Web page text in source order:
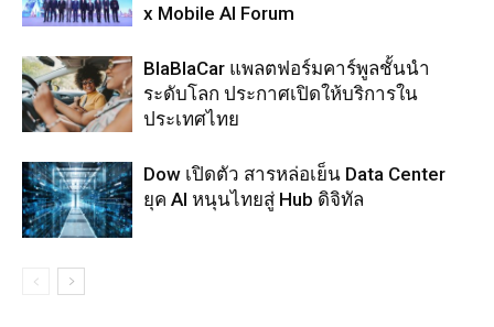
x Mobile AI Forum
BlaBlaCar แพลตฟอร์มคาร์พูลชั้นนำ
ระดับโลก ประกาศเปิดให้บริการใน
ประเทศไทย
Dow เปิดตัว สารหล่อเย็น Data Center
ยุค AI หนุนไทยสู่ Hub ดิจิทัล